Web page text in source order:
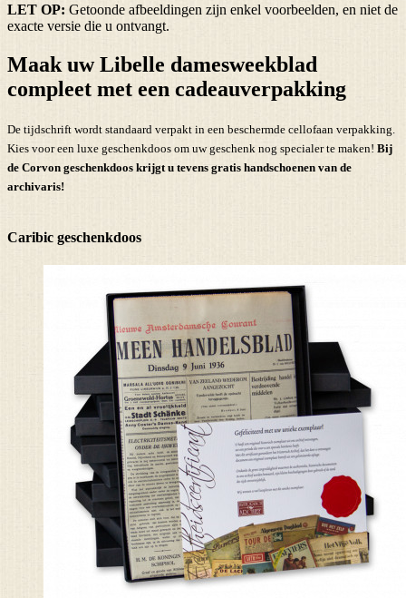
LET OP: Getoonde afbeeldingen zijn enkel voorbeelden, en niet de
exacte versie die u ontvangt.
Maak uw Libelle damesweekblad
compleet met een cadeauverpakking
De tijdschrift wordt standaard verpakt in een beschermde cellofaan verpakking.
Kies voor een luxe geschenkdoos om uw geschenk nog specialer te maken! Bij
de Corvon geschenkdoos krijgt u tevens gratis handschoenen van de
archivaris!
Caribic geschenkdoos